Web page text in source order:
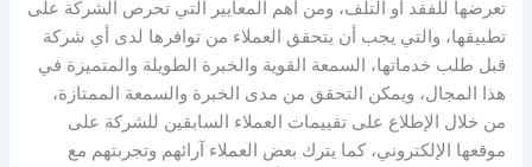
تعرضها للفقد أو التلف، ومن أهم المعايير التي تحرص الشركة على
تطبيقها، والتي يجب أن يتحقق العملاء من توافرها لدى أي شركة
قبل طلب خدماتها، السمعة القوية والخبرة الطويلة والمتميزة في
هذا المجال، ويمكن التحقق من مدى الخبرة والسمعة الممتازة،
من خلال الإطلاع على تقييمات العملاء السابقين للشركة على
موقعها الإلكتروني، كما يترك بعض العملاء آرائهم وتجربتهم مع